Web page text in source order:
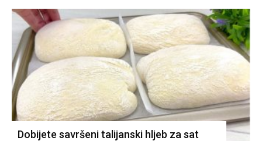
Dobijete savršeni talijanski hljeb za sat